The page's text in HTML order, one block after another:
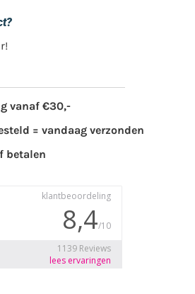
vanaf €30,-
= vandaag verzonden
betalen